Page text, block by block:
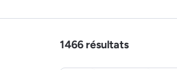
1466 résultats